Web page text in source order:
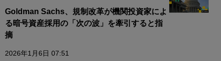
Goldman Sachs、規制改革が機関投資家によ
る暗号資産採用の「次の波」を牽引すると指
摘
2026年1月6日 07:51